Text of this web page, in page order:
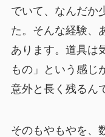
でいて、なんだか
た。そんな経験、
あります。道具は
もの」という感じ
意外と長く残るん
そのもやもやを、